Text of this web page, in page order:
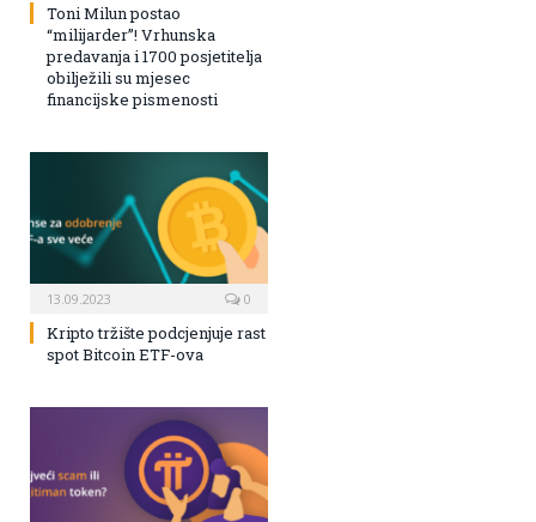
Toni Milun postao
“milijarder”! Vrhunska
predavanja i 1700 posjetitelja
obilježili su mjesec
financijske pismenosti
13.09.2023 0
Kripto tržište podcjenjuje rast
spot Bitcoin ETF-ova